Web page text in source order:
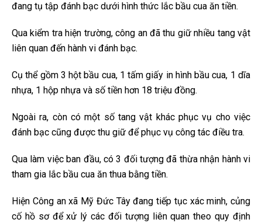
đang tụ tập đánh bạc dưới hình thức lắc bầu cua ăn tiền.
Qua kiểm tra hiện trường, công an đã thu giữ nhiều tang vật
liên quan đến hành vi đánh bạc.
Cụ thể gồm 3 hột bầu cua, 1 tấm giấy in hình bầu cua, 1 dĩa
nhựa, 1 hộp nhựa và số tiền hơn 18 triệu đồng.
Ngoài ra, còn có một số tang vật khác phục vụ cho việc
đánh bạc cũng được thu giữ để phục vụ công tác điều tra.
Qua làm việc ban đầu, có 3 đối tượng đã thừa nhận hành vi
tham gia lắc bầu cua ăn thua bằng tiền.
Hiện Công an xã Mỹ Đức Tây đang tiếp tục xác minh, củng
cố hồ sơ để xử lý các đối tượng liên quan theo quy định